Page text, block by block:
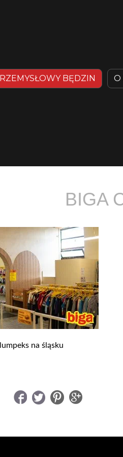
BĘDZIN O
BIGA
na śląsku